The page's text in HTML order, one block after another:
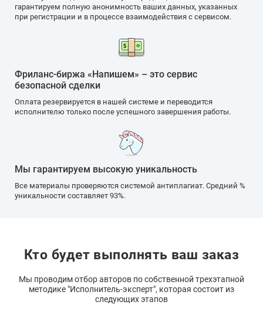
гарантируем полную анонимность ваших данных, указанных
при регистрации и в процессе взаимодействия с сервисом.
Фриланс-биржа «Напишем» – это сервис
безопасной сделки
Оплата резервируется в нашей системе и переводится
исполнителю только после успешного завершения работы.
Мы гарантируем высокую уникальность
Все материалы проверяются системой антиплагиат. Средний %
уникальности составляет 93%.
Кто будет выполнять ваш заказ
Мы проводим отбор авторов по собственной трехэтапной
методике "Исполнитель-эксперт", которая состоит из
следующих этапов